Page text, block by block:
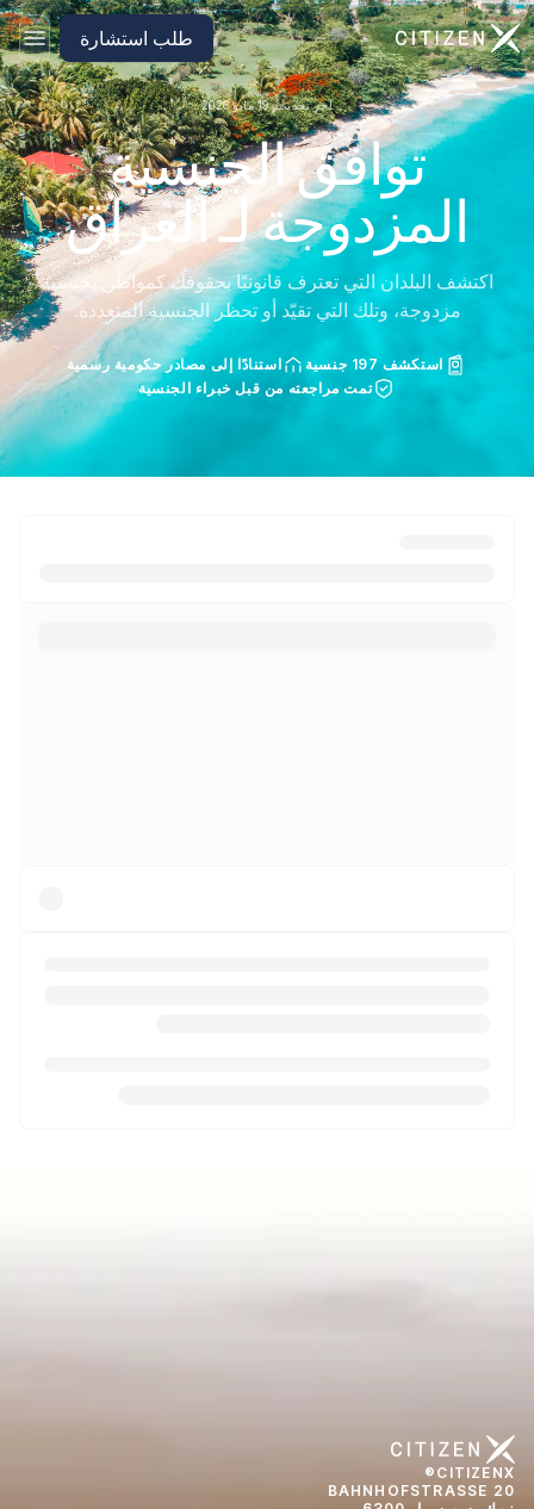
الانتقال إلى الصفحة الرئيسية لـ CitizenX طلب استشارة
آخر تحديث: 19 مايو 2026
توافق الجنسية
المزدوجة لـ العراق
اكتشف البلدان التي تعترف قانونيًا بحقوقك كمواطن بجنسية
مزدوجة، وتلك التي تقيّد أو تحظر الجنسية المتعددة.
استكشف 197 جنسية
استنادًا إلى مصادر حكومية رسمية
تمت مراجعته من قبل خبراء الجنسية
CITIZENX®
BAHNHOFSTRASSE 20